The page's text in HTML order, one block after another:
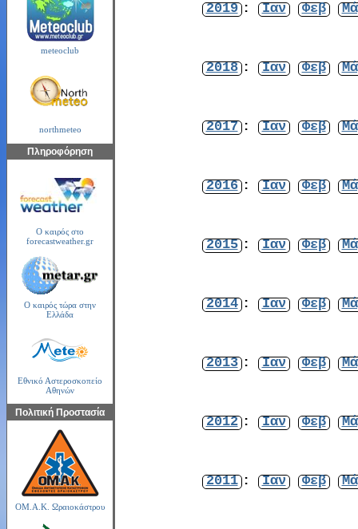
meteoclub
northmeteo
Πληροφόρηση
Ο καιρός στο
forecastweather.gr
Ο καιρός τώρα στην
Ελλάδα
Εθνικό Αστεροσκοπείο
Αθηνών
Πολιτική Προστασία
ΟΜ.Α.Κ. Ωραιοκάστρου
2019 : Ιαν Φεβ
2018 : Ιαν Φεβ
2017 : Ιαν Φεβ
2016 : Ιαν Φεβ
2015 : Ιαν Φεβ
2014 : Ιαν Φεβ
2013 : Ιαν Φεβ
2012 : Ιαν Φεβ
2011 : Ιαν Φεβ